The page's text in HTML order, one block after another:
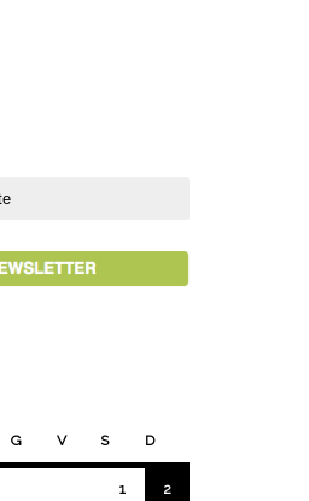
G V S D
1 2